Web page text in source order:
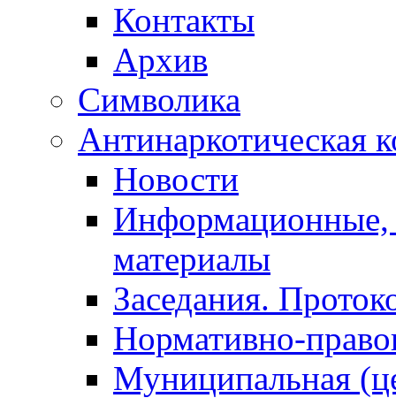
Контакты
Архив
Символика
Антинаркотическая
Новости
Информационные,
материалы
Заседания.
Нормативно-
Муниципальная